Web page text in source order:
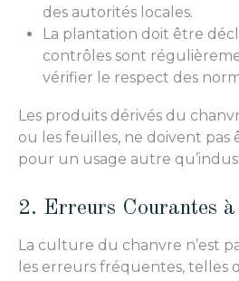
des autorités locales.
La plantation doit être
contrôles sont
vérifier le respect des
Les produits dérivés du
ou les feuilles, ne doivent pas
pour un usage autre
2. Erreurs Courantes
La culture du chanvre n’est
les erreurs fréquentes, telles